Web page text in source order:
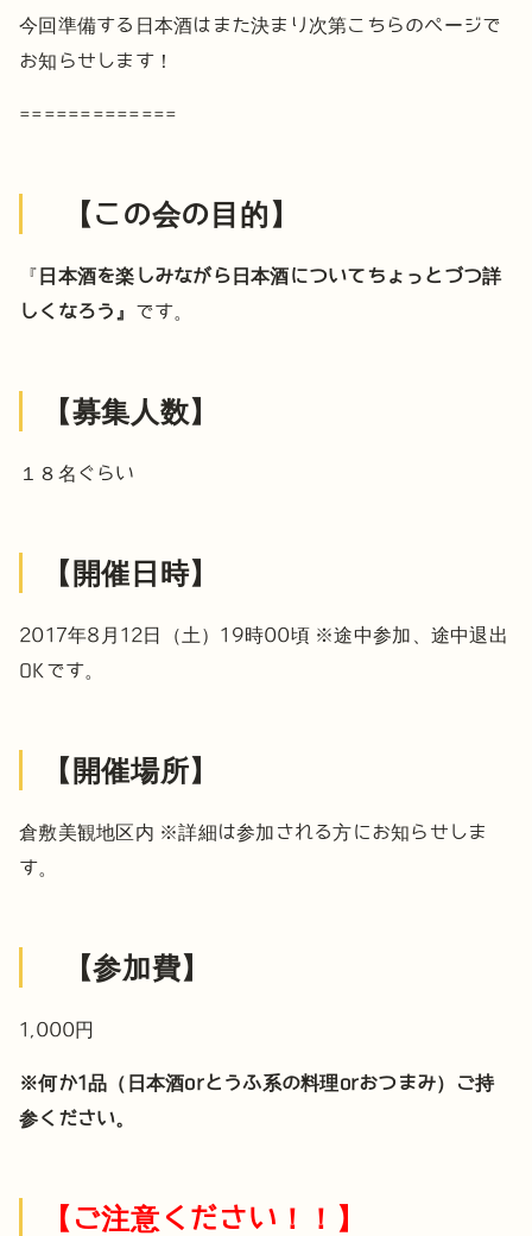
今回準備する日本酒はまた決まり次第こちらのページで
お知らせします！
=============
【この会の目的】
『 日本酒を楽しみながら日本酒についてちょっとづつ詳
しくなろう』 です。
【募集人数】
１８名ぐらい
【開催日時】
2017年8月12日（土）19時00頃※途中参加、途中退出
OKです。
【開催場所】
倉敷美観地区内 ※詳細は参加される方にお知らせしま
す。
【参加費】
1,000円
※何か1品（日本酒orとうふ系の料理orおつまみ）ご持
参ください。
【ご注意ください！！】